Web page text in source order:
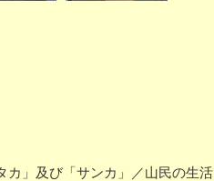
」及び「サンカ」／山民の生活